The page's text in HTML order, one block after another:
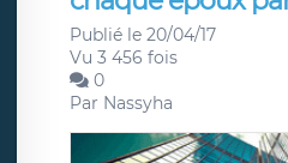
Publié le 20/04/17
Vu 3 456 fois
0
Par Nassyha